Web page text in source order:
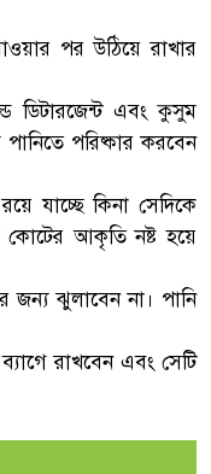
পর উঠিয়ে রাখার
ডিটারজেন্ট এবং কুসুম
পরিষ্কার করবেন
যাচ্ছে কিনা সেদিকে
কোটের আকৃতি নষ্ট হয়ে
ঝুলাবেন না। পানি
রাখবেন এবং সেটি